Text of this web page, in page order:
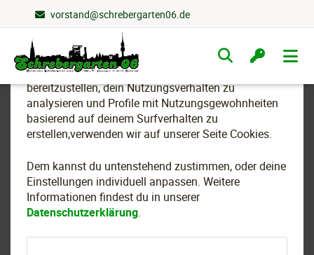
Wir nutzen Cookies
Um essenzielle Funktionen dieser Webseite
bereitzustellen, dein Nutzungsverhalten zu
analysieren und Profile mit Nutzungsgewohnheiten
basierend auf deinem Surfverhalten zu
erstellen,verwenden wir auf unserer Seite Cookies.
Dem kannst du untenstehend zustimmen, oder deine
Einstellungen individuell anpassen. Weitere
Informationen findest du in unserer
Datenschutzerklärung.
vorstand@schrebergarten06.de
Navigation
überspringen
Der Nikolaus beschenkte
trotz Corona unsere
Gartenkinder